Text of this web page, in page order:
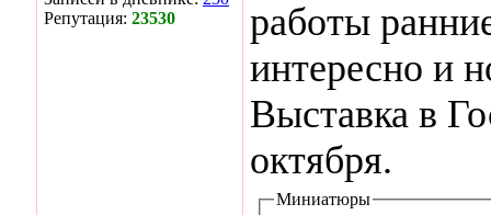
Репутация: 23530
работы
интересно и
Выставка в
октября.
Миниатюры